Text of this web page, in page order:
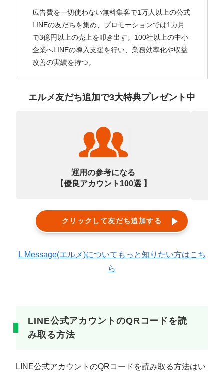
広告費を一切使わない無料集客で1万人以上の公式
LINEの友だちを集め、プロモーションでは1カ月
で3億円以上の売上を叩き出す。100社以上の中小
企業へLINEの導入支援を行い、業務効率化や収益
改善の実績を持つ。
エルメ友だち追加で3大特典プレゼント中
運用の参考になる
【優良アカウント100選 】
クリックして友だち追加する
L Message(エルメ)についてもっと知りたい方はこち
ら
LINE公式アカウントのQRコードを読
み取る方法
LINE公式アカウントのQRコードを読み取る方法はい